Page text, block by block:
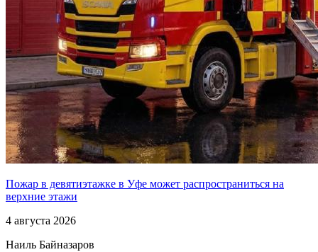
Пожар в девятиэтажке в Уфе может распространиться на
верхние этажи
4 августа 2026
Наиль Байназаров